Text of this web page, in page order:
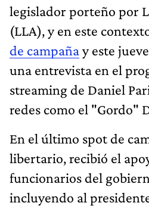
legislador porteño por
(LLA), y en este
de campañay este
una entrevista en el
streaming de Daniel
redes como el "Gordo"
En el último spot de
libertario, recibió el
funcionarios del
incluyendo al